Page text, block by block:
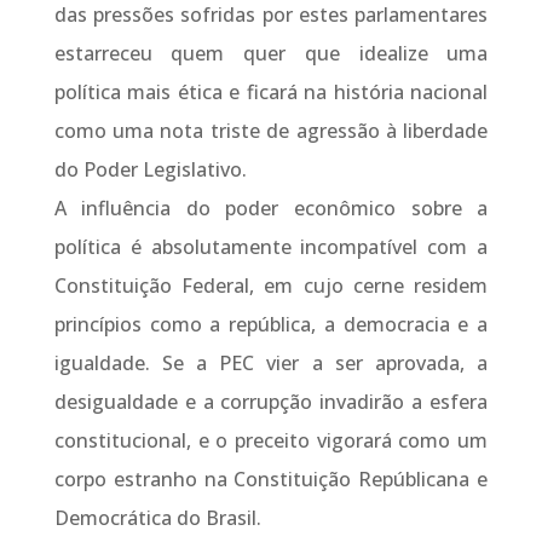
das pressões sofridas por estes parlamentares
estarreceu quem quer que idealize uma
política mais ética e ficará na história nacional
como uma nota triste de agressão à liberdade
do Poder Legislativo.
A influência do poder econômico sobre a
política é absolutamente incompatível com a
Constituição Federal, em cujo cerne residem
princípios como a república, a democracia e a
igualdade. Se a PEC vier a ser aprovada, a
desigualdade e a corrupção invadirão a esfera
constitucional, e o preceito vigorará como um
corpo estranho na Constituição Repúblicana e
Democrática do Brasil.